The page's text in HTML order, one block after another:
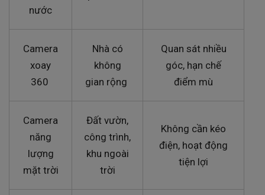
nước
Camera
xoay
360
Nhà có
không
gian rộng
Quan sát nhiều
góc, hạn chế
điểm mù
Camera
năng
lượng
mặt trời
Đất vườn,
công trình,
khu ngoài
trời
Không cần kéo
điện, hoạt động
tiện lợi